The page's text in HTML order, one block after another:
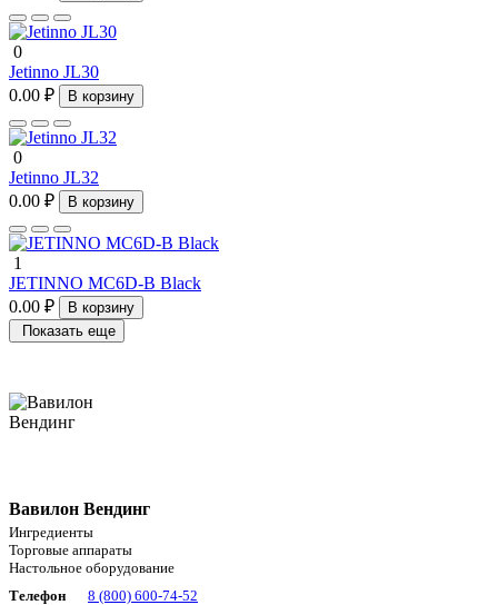
0
Jetinno JL30
0.00 ₽
В корзину
0
Jetinno JL32
0.00 ₽
В корзину
1
JETINNO MC6D-B Black
0.00 ₽
В корзину
Показать еще
Вавилон Вендинг
Ингредиенты
Торговые аппараты
Настольное оборудование
Телефон
8 (800) 600-74-52